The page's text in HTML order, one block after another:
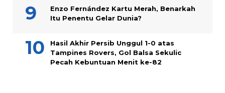
Enzo Fernández Kartu Merah, Benarkah
Itu Penentu Gelar Dunia?
Hasil Akhir Persib Unggul 1-0 atas
Tampines Rovers, Gol Balsa Sekulic
Pecah Kebuntuan Menit ke-82